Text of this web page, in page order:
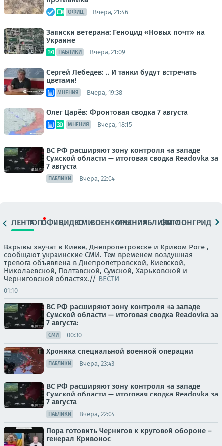
ОФИЦ. Вчера, 21:46
Записки ветерана: Геноцид «Новых почт» на
Украине
ПАБЛИКИ Вчера, 21:09
Сергей Лебедев: .. И танки будут встречать
цветами!
МНЕНИЯ Вчера, 19:38
Олег Царёв: Фронтовая сводка 7 августа
МНЕНИЯ Вчера, 18:15
ВС РФ расширяют зону контроля на западе
Сумской области — итоговая сводка Readovka за
7 августа
ПАБЛИКИ Вчера, 22:04
ЛЕНТАТОПОФИЦ.ВИДЕОСМИВОЕНКОРЫМНЕНИЯПАБЛИКИ
ФОТОЛОНГРИДЫ
Взрывы звучат в Киеве, Днепропетровске и Кривом Роге ,
сообщают украинские СМИ. Тем временем воздушная
тревога объявлена в Днепропетровской, Киевской,
Николаевской, Полтавской, Сумской, Харьковской и
Черниговской областях.// ВЕСТИ
01:10
ВС РФ расширяют зону контроля на западе
Сумской области — итоговая сводка Readovka за
7 августа:
СМИ 00:30
Хроника специальной военной операции
ПАБЛИКИ Вчера, 23:43
ВС РФ расширяют зону контроля на западе
Сумской области — итоговая сводка Readovka за
7 августа
ПАБЛИКИ Вчера, 22:04
Пора готовить Чернигов к круговой обороне –
генерал Кривонос